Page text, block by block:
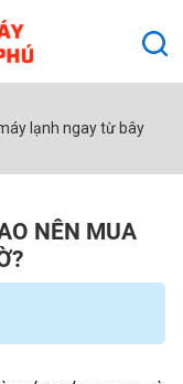
lạnh ngay từ bây
NÊN MUA